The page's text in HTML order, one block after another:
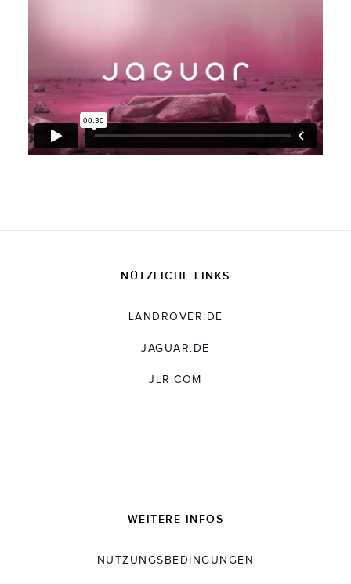
SHARE
NÜTZLICHE LINKS
LANDROVER.DE
JAGUAR.DE
JLR.COM
WEITERE INFOS
NUTZUNGSBEDINGUNGEN